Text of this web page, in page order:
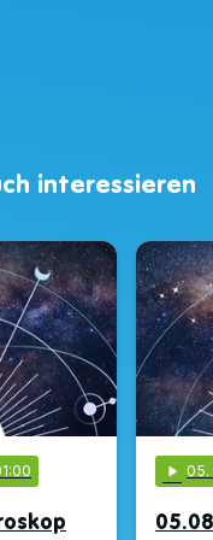
interessieren
play_arrow 05